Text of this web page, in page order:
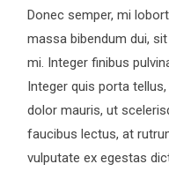
Donec semper, mi
massa bibendum dui,
mi. Integer finibus
Integer quis porta
dolor mauris, ut
faucibus lectus, at
vulputate ex egestas